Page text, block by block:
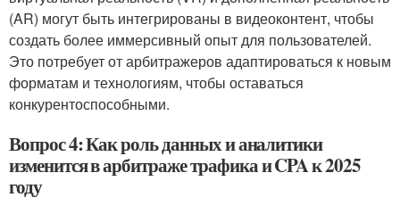
(AR) могут быть интегрированы в видеоконтент, чтобы
создать более иммерсивный опыт для пользователей.
Это потребует от арбитражеров адаптироваться к новым
форматам и технологиям, чтобы оставаться
конкурентоспособными.
Вопрос 4: Как роль данных и аналитики
изменится в арбитраже трафика и CPA к 2025
году